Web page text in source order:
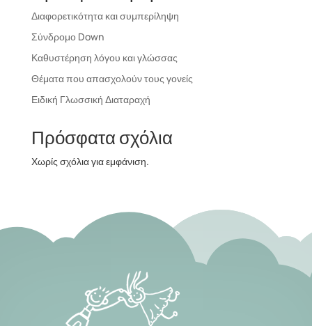
Διαφορετικότητα και συμπερίληψη
Σύνδρομο Down
Καθυστέρηση λόγου και γλώσσας
Θέματα που απασχολούν τους γονείς
Ειδική Γλωσσική Διαταραχή
Πρόσφατα σχόλια
Χωρίς σχόλια για εμφάνιση.